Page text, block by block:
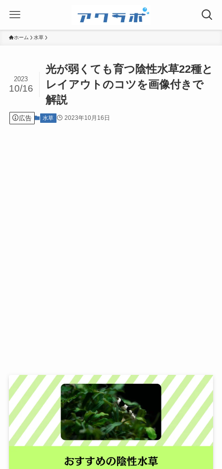
ホーム 水草
光が弱くても育つ陰性水草22種と
レイアウトのコツを画像付きで
解説
2023
10/16
広告 水草 2023年10月16日